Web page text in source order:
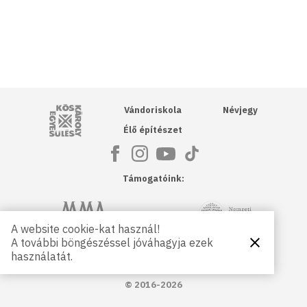
Kós Károly Egyesülés
Vándoriskola
Élő építészet
Névjegy
Támogatóink:
Magyar Művészeti Akadémia NKA
Petőfi Kulturális Ügynökség
© 2016-2026
A website cookie-kat használ!
A további böngészéssel jóváhagyja ezek
használatát.
Bezárás